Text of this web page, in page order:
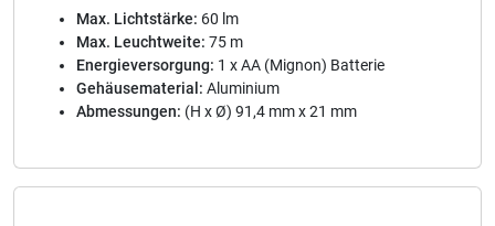
Max. Lichtstärke: 60 lm
Max. Leuchtweite: 75 m
Energieversorgung: 1 x AA (Mignon) Batterie
Gehäusematerial: Aluminium
Abmessungen: (H x Ø) 91,4 mm x 21 mm